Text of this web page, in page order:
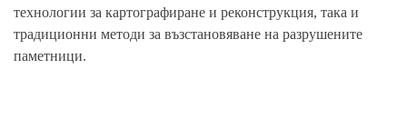
технологии за картографиране и реконструкция, така и
традиционни методи за възстановяване на разрушените
паметници.